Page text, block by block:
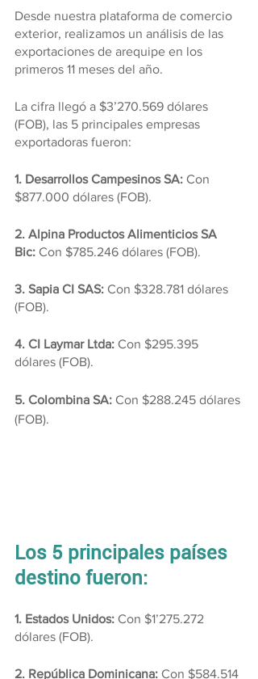
Desde nuestra plataforma de comercio
exterior, realizamos un análisis de las
exportaciones de arequipe en los
primeros 11 meses del año.
La cifra llegó a $3’270.569 dólares
(FOB), las 5 principales empresas
exportadoras fueron:
1. Desarrollos Campesinos SA: Con
$877.000 dólares (FOB).
2. Alpina Productos Alimenticios SA
Bic: Con $785.246 dólares (FOB).
3. Sapia CI SAS: Con $328.781 dólares
(FOB).
4. CI Laymar Ltda: Con $295.395
dólares (FOB).
5. Colombina SA: Con $288.245 dólares
(FOB).
Los 5 principales países
destino fueron:
1. Estados Unidos: Con $1’275.272
dólares (FOB).
2. República Dominicana: Con $584.514